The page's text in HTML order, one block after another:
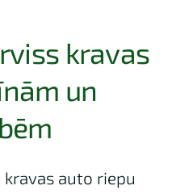
kravas
un
auto riepu